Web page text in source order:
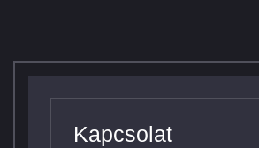
Kapcsolat